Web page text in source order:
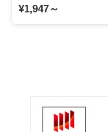
¥1,947～